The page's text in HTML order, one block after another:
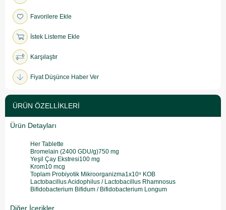
Favorilere Ekle
İstek Listeme Ekle
Karşılaştır
Fiyat Düşünce Haber Ver
ÜRÜN ÖZELLIKLERI
Ürün Detayları
Her Tablette
Bromelain (2400 GDU/g)750 mg
Yeşil Çay Ekstresi100 mg
Krom10 mcg
Toplam Probiyotik Mikroorganizma1x10⁹ KOB
Lactobacillus Acidophilus / Lactobacillus Rhamnosus
Bifidobacterium Bifidum / Bifidobacterium Longum
Diğer İçerikler